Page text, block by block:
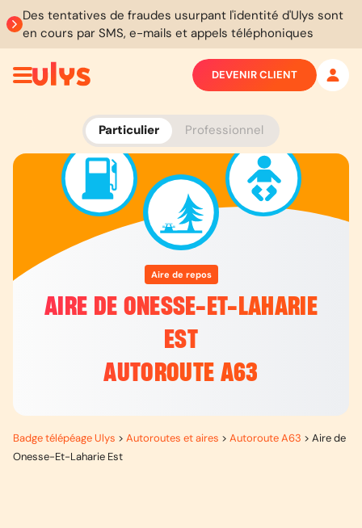
Des tentatives de fraudes usurpant l'identité d'Ulys sont
en cours par SMS, e-mails et appels téléphoniques
Particulier Professionnel
DEVENIR CLIENT
Aire de repos
AIRE DE ONESSE-ET-LAHARIE
EST
AUTOROUTE A63
Badge télépéage Ulys > Autoroutes et aires > Autoroute A63 > Aire de
Onesse-Et-Laharie Est